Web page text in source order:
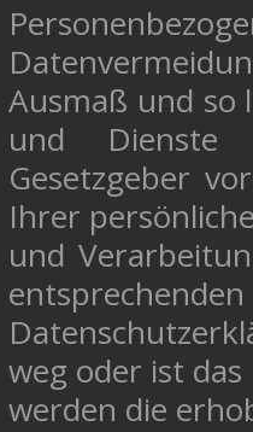
Ausmaß und so
und Dienste
Gesetzgeber
Ihrer
und
weg oder ist
werden die